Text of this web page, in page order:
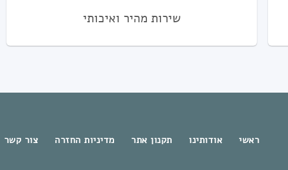
שירות מהיר ואיכותי
ראשי אודותינו תקנון אתר מדיניות החזרה צור קשר